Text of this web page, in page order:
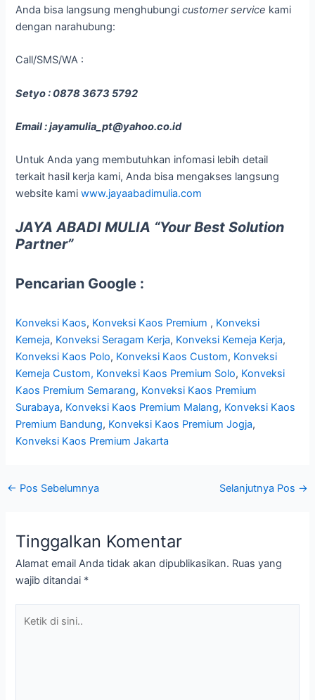
Anda bisa langsung menghubungicustomer service kami
dengan narahubung:
Call/SMS/WA :
Setyo : 0878 3673 5792
Email : jayamulia_pt@yahoo.co.id
Untuk Anda yang membutuhkan infomasi lebih detail
terkait hasil kerja kami, Anda bisa mengakses langsung
website kamiwww.jayaabadimulia.com
JAYA ABADI MULIA “Your Best Solution
Partner”
Pencarian Google :
Konveksi Kaos, Konveksi Kaos Premium , Konveksi
Kemeja, Konveksi Seragam Kerja, Konveksi Kemeja Kerja,
Konveksi Kaos Polo, Konveksi Kaos Custom, Konveksi
Kemeja Custom, Konveksi Kaos Premium Solo, Konveksi
Kaos Premium Semarang, Konveksi Kaos Premium
Surabaya, Konveksi Kaos Premium Malang, Konveksi Kaos
Premium Bandung, Konveksi Kaos Premium Jogja,
Konveksi Kaos Premium Jakarta
← Pos Sebelumnya Selanjutnya Pos →
Tinggalkan Komentar
Alamat email Anda tidak akan dipublikasikan. Ruas yang
wajib ditandai *